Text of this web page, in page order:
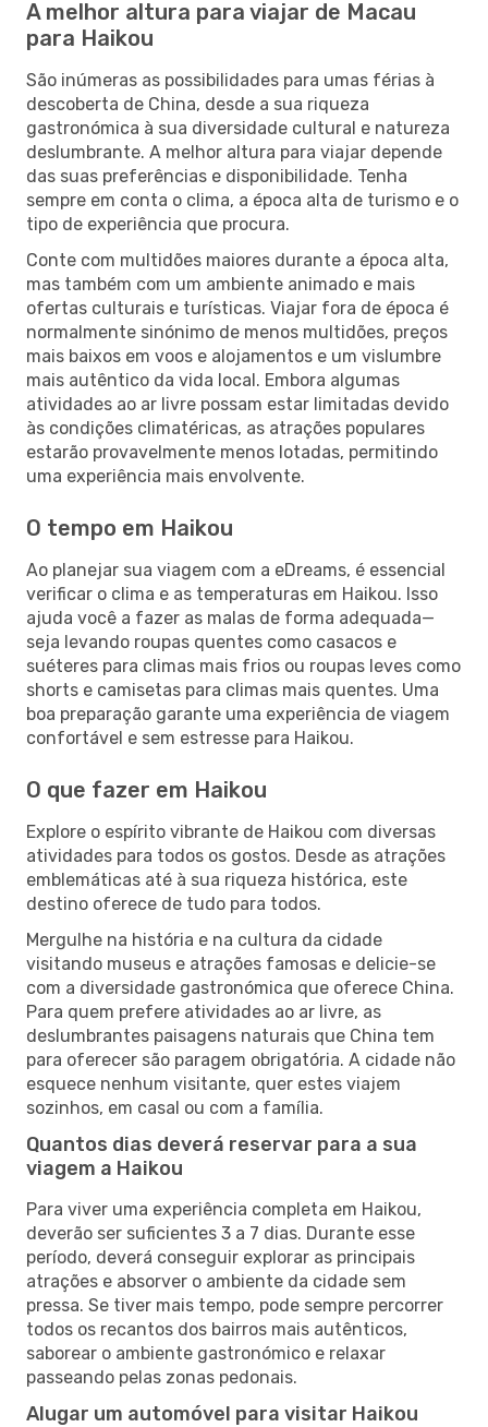
A melhor altura para viajar de Macau
para Haikou
São inúmeras as possibilidades para umas férias à
descoberta de China, desde a sua riqueza
gastronómica à sua diversidade cultural e natureza
deslumbrante. A melhor altura para viajar depende
das suas preferências e disponibilidade. Tenha
sempre em conta o clima, a época alta de turismo e o
tipo de experiência que procura.
Conte com multidões maiores durante a época alta,
mas também com um ambiente animado e mais
ofertas culturais e turísticas. Viajar fora de época é
normalmente sinónimo de menos multidões, preços
mais baixos em voos e alojamentos e um vislumbre
mais autêntico da vida local. Embora algumas
atividades ao ar livre possam estar limitadas devido
às condições climatéricas, as atrações populares
estarão provavelmente menos lotadas, permitindo
uma experiência mais envolvente.
O tempo em Haikou
Ao planejar sua viagem com a eDreams, é essencial
verificar o clima e as temperaturas em Haikou. Isso
ajuda você a fazer as malas de forma adequada—
seja levando roupas quentes como casacos e
suéteres para climas mais frios ou roupas leves como
shorts e camisetas para climas mais quentes. Uma
boa preparação garante uma experiência de viagem
confortável e sem estresse para Haikou.
O que fazer em Haikou
Explore o espírito vibrante de Haikou com diversas
atividades para todos os gostos. Desde as atrações
emblemáticas até à sua riqueza histórica, este
destino oferece de tudo para todos.
Mergulhe na história e na cultura da cidade
visitando museus e atrações famosas e delicie-se
com a diversidade gastronómica que oferece China.
Para quem prefere atividades ao ar livre, as
deslumbrantes paisagens naturais que China tem
para oferecer são paragem obrigatória. A cidade não
esquece nenhum visitante, quer estes viajem
sozinhos, em casal ou com a família.
Quantos dias deverá reservar para a sua
viagem a Haikou
Para viver uma experiência completa em Haikou,
deverão ser suficientes 3 a 7 dias. Durante esse
período, deverá conseguir explorar as principais
atrações e absorver o ambiente da cidade sem
pressa. Se tiver mais tempo, pode sempre percorrer
todos os recantos dos bairros mais autênticos,
saborear o ambiente gastronómico e relaxar
passeando pelas zonas pedonais.
Alugar um automóvel para visitar Haikou